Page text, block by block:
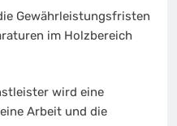
Gewährleistungsfristen
im Holzbereich
wird eine
Arbeit und die